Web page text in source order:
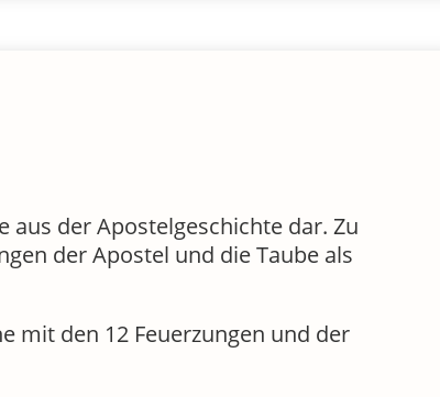
aus der Apostelgeschichte dar. Zu
der Apostel und die Taube als